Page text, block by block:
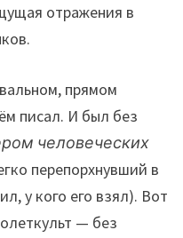
отражения в
прямом
писал. И был без
человеческих
перепорхнувший в
у кого его взял). Вот
— без